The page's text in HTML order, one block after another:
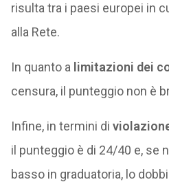
risulta tra i paesi europei in
alla Rete.
In quanto a limitazioni dei
censura, il punteggio non è
Infine, in termini di
il punteggio è di 24/40 e, se
basso in graduatoria, lo